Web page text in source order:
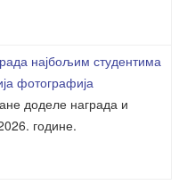
најбољим студентима
фотографија
доделе награда и
године.